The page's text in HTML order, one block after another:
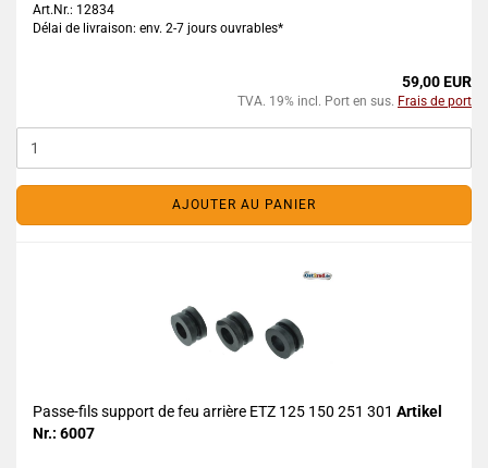
Art.Nr.: 12834
Délai de livraison: env. 2-7 jours ouvrables*
59,00 EUR
TVA. 19% incl. Port en sus. Frais de port
AJOUTER AU PANIER
Passe-fils support de feu arrière ETZ 125 150 251 301 Artikel
Nr.: 6007